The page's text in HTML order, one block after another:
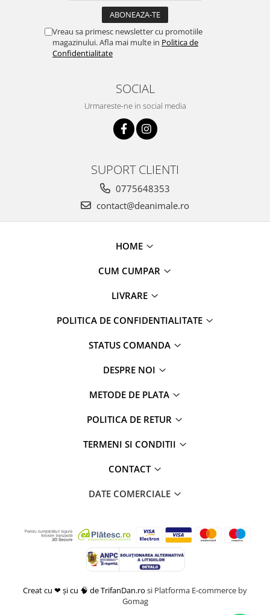
Vreau sa primesc newsletter cu promotiile
magazinului. Afla mai multe in Politica de
Confidentialitate
SOCIAL
Urmareste-ne in social media
SUPORT CLIENTI
0775648353
contact@deanimale.ro
HOME
CUM CUMPAR
LIVRARE
POLITICA DE CONFIDENTIALITATE
STATUS COMANDA
DESPRE NOI
METODE DE PLATA
POLITICA DE RETUR
TERMENI SI CONDITII
CONTACT
DATE COMERCIALE
Creat cu ❤ și cu 🧠 de TrifanDan.ro si Platforma E-commerce by
Gomag